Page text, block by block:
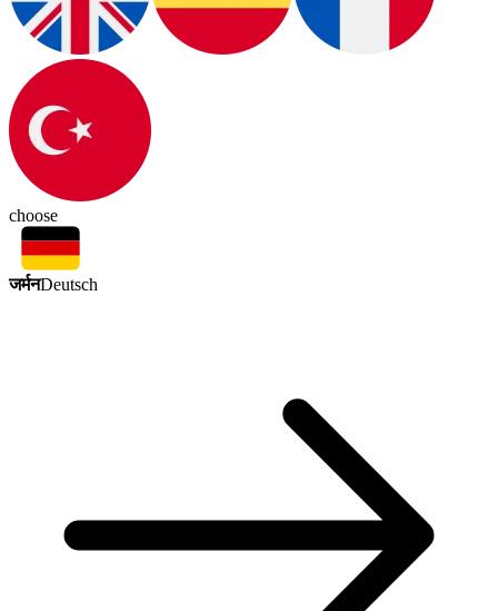
choose
जर्मनDeutsch